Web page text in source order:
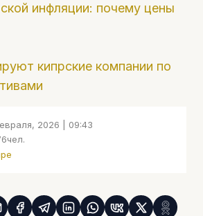
инфляции: почему цены
кипрские компании по
2026 | 09:43
чел.